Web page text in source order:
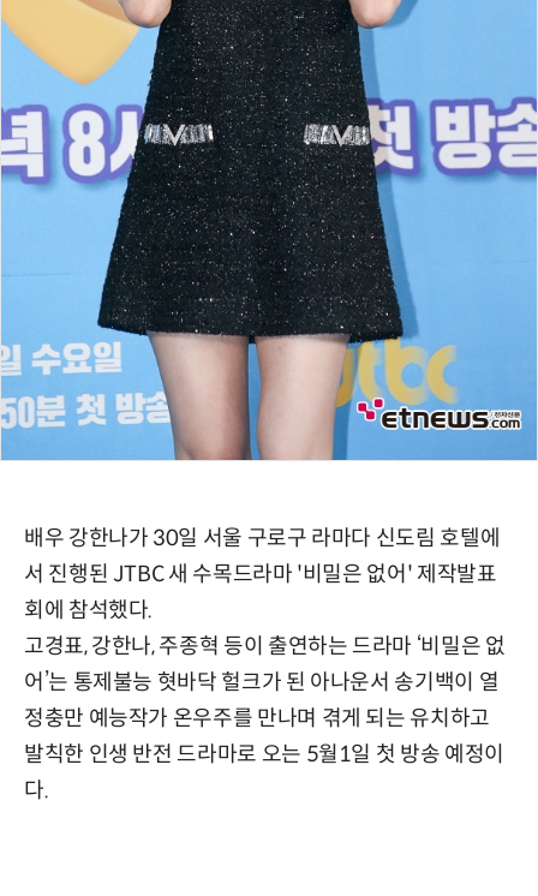
배우 강한나가 30일 서울 구로구 라마다 신도림 호텔에
서 진행된 JTBC 새 수목드라마 '비밀은 없어' 제작발표
회에 참석했다.
고경표, 강한나, 주종혁 등이 출연하는 드라마 ‘비밀은 없
어’는 통제불능 혓바닥 헐크가 된 아나운서 송기백이 열
정충만 예능작가 온우주를 만나며 겪게 되는 유치하고
발칙한 인생 반전 드라마로 오는 5월1일 첫 방송 예정이
다.